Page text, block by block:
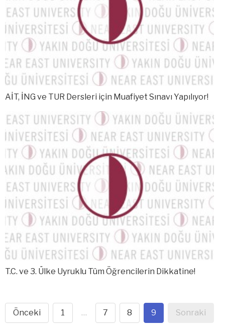
AİT, İNG ve TUR Dersleri için Muafiyet Sınavı Yapılıyor!
T.C. ve 3. Ülke Uyruklu Tüm Öğrencilerin Dikkatine!
Önceki 1 … 7 8 9 Sonraki